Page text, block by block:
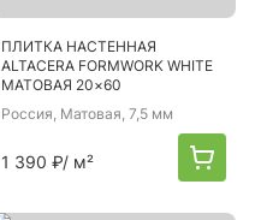
ПЛИТКА НАСТЕННАЯ
ALTACERA FORMWORK WHITE
МАТОВАЯ 20×60
Россия, Матовая, 7,5 мм
1 390 ₽/ м²